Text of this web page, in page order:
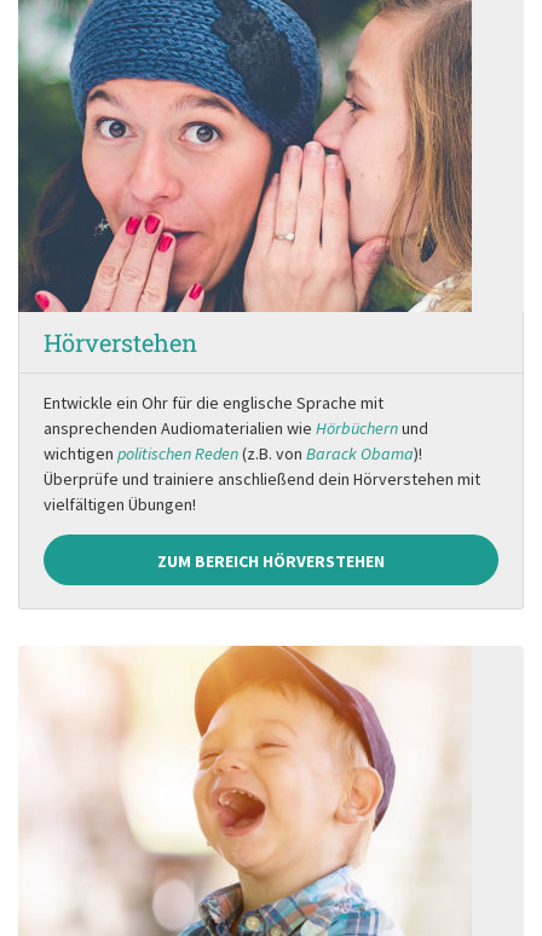
Hörverstehen
Entwickle ein Ohr für die englische Sprache mit
ansprechenden Audiomaterialien wie Hörbüchernund
wichtigen politischen Reden(z.B. von Barack Obama)!
Überprüfe und trainiere anschließend dein Hörverstehen mit
vielfältigen Übungen!
ZUM BEREICH HÖRVERSTEHEN